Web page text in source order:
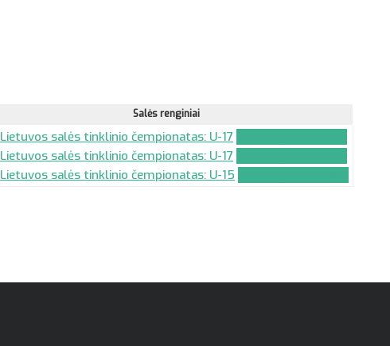
Salės renginiai
Lietuvos salės tinklinio čempionatas: U-17
Lietuvos salės tinklinio čempionatas: U-17
Lietuvos salės tinklinio čempionatas: U-15